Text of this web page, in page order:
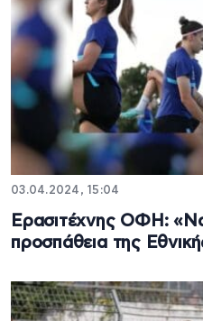
03.04.2024, 15:04
Ερασιτέχνης ΟΦΗ:
προσπάθεια της